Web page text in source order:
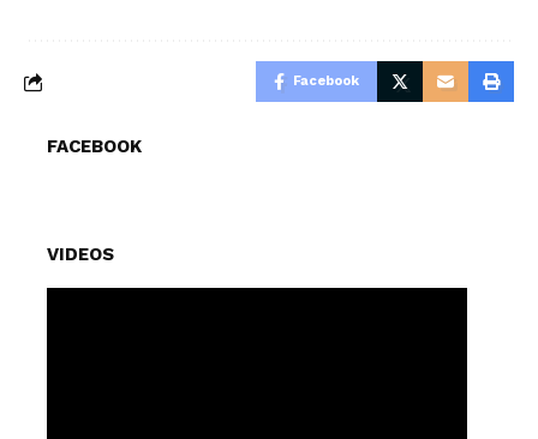
Facebook
FACEBOOK
VIDEOS